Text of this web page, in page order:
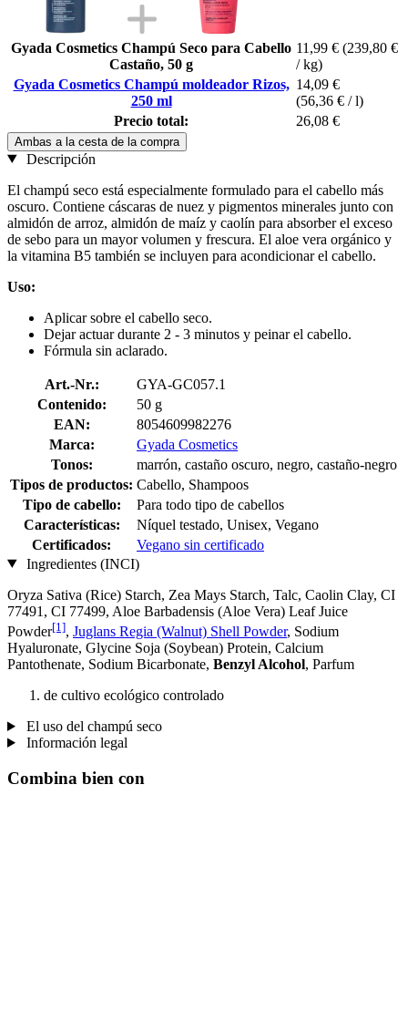
Gyada Cosmetics Champú Seco para Cabello
Castaño, 50 g
11,99 € (239,80 €
/ kg)
Gyada Cosmetics Champú moldeador Rizos,
250 ml
14,09 €
(56,36 € / l)
Precio total:
26,08 €
Ambas a la cesta de la compra
Descripción
El champú seco está especialmente formulado para el cabello más
oscuro. Contiene cáscaras de nuez y pigmentos minerales junto con
almidón de arroz, almidón de maíz y caolín para absorber el exceso
de sebo para un mayor volumen y frescura. El aloe vera orgánico y
la vitamina B5 también se incluyen para acondicionar el cabello.
Uso:
Aplicar sobre el cabello seco.
Dejar actuar durante 2 - 3 minutos y peinar el cabello.
Fórmula sin aclarado.
Art.-Nr.:
GYA-GC057.1
Contenido:
50 g
EAN:
8054609982276
Marca:
Gyada Cosmetics
Tonos:
marrón, castaño oscuro, negro, castaño-negro
Tipos de productos: Cabello, Shampoos
Tipo de cabello:
Para todo tipo de cabellos
Características:
Níquel testado, Unisex, Vegano
Certificados:
Vegano sin certificado
Ingredientes (INCI)
Oryza Sativa (Rice) Starch, Zea Mays Starch, Talc, Caolin Clay, CI
77491, CI 77499, Aloe Barbadensis (Aloe Vera) Leaf Juice
Powder[1], Juglans Regia (Walnut) Shell Powder, Sodium
Hyaluronate, Glycine Soja (Soybean) Protein, Calcium
Pantothenate, Sodium Bicarbonate, Benzyl Alcohol, Parfum
de cultivo ecológico controlado
El uso del champú seco
Información legal
Combina bien con